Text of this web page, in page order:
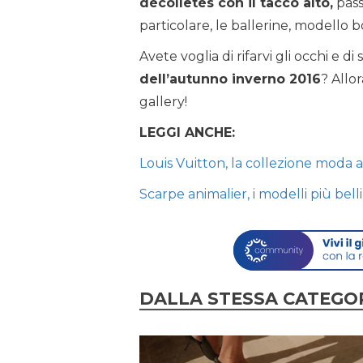
décolletés con il tacco alto,
particolare, le ballerine, modello
Avete voglia di rifarvi gli occhi e
dell’autunno inverno 2016?
gallery!
LEGGI ANCHE:
Louis Vuitton, la collezione moda
Scarpe animalier, i modelli più
DALLA STESSA